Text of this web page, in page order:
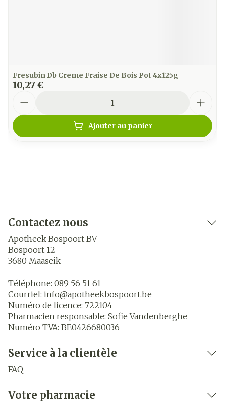
Fresubin Db Creme Fraise De Bois Pot 4x125g
10,27 €
Ajouter au panier
Contactez nous
Apotheek Bospoort BV
Bospoort 12
3680 Maaseik
Téléphone: 089 56 51 61
Courriel: info@apotheekbospoort.be
Numéro de licence: 722104
Pharmacien responsable: Sofie Vandenberghe
Numéro TVA: BE0426680036
Service à la clientèle
FAQ
Votre pharmacie